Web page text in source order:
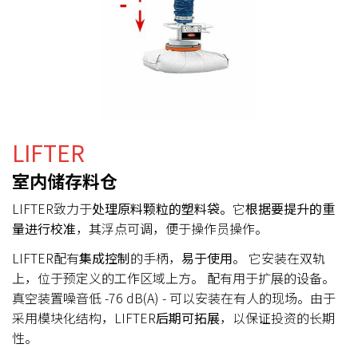
LIFTER
室内储存料仓
LIFTER致力于处理原料颗粒的塑料袋。 它根据要提升的重
量进行校准，其浮点可调，便于操作员操作。
LIFTER配有集成控制的手柄， 易于使用。 它安装在双轨
上，位于预定义的工作区域上方。 配有用于扩展的设备。
真空装置噪音低 -76 dB(A) - 可以安装在有人的现场。由于
采用模块化结构，LIFTER后期可拓展，以保证投资的长期
性。